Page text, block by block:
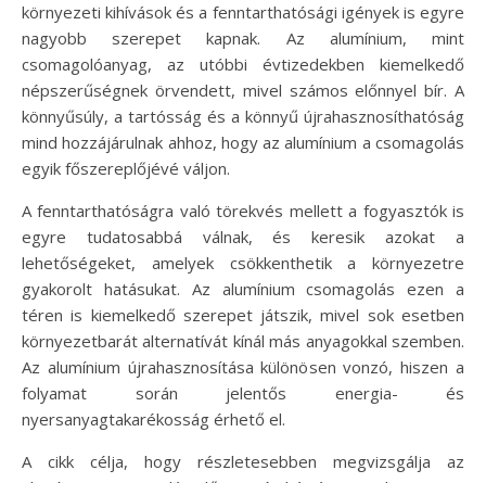
környezeti kihívások és a fenntarthatósági igények is egyre
nagyobb szerepet kapnak. Az alumínium, mint
csomagolóanyag, az utóbbi évtizedekben kiemelkedő
népszerűségnek örvendett, mivel számos előnnyel bír. A
könnyűsúly, a tartósság és a könnyű újrahasznosíthatóság
mind hozzájárulnak ahhoz, hogy az alumínium a csomagolás
egyik főszereplőjévé váljon.
A fenntarthatóságra való törekvés mellett a fogyasztók is
egyre tudatosabbá válnak, és keresik azokat a
lehetőségeket, amelyek csökkenthetik a környezetre
gyakorolt hatásukat. Az alumínium csomagolás ezen a
téren is kiemelkedő szerepet játszik, mivel sok esetben
környezetbarát alternatívát kínál más anyagokkal szemben.
Az alumínium újrahasznosítása különösen vonzó, hiszen a
folyamat során jelentős energia- és
nyersanyagtakarékosság érhető el.
A cikk célja, hogy részletesebben megvizsgálja az